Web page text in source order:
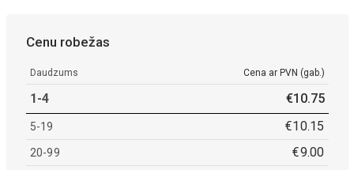
Cenu robežas
Daudzums Cena ar PVN (gab.)
1-4 €10.75
5-19 €10.15
20-99 €9.00